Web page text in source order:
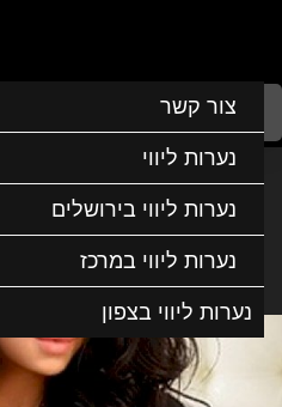
צור קשר
נערות ליווי
נערות ליווי בירושלים
נערות ליווי במרכז
נערות ליווי בצפון
Home
נטלי
נטלי